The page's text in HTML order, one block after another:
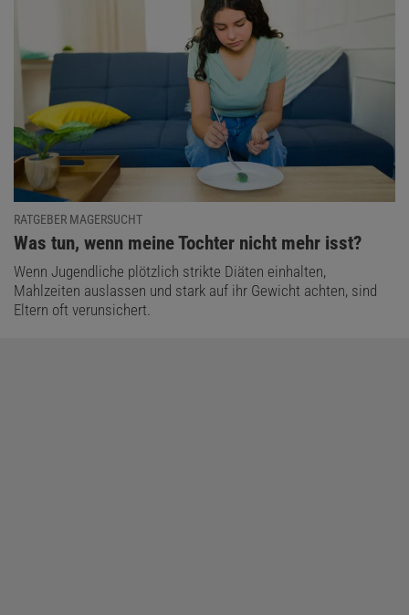
RATGEBER MAGERSUCHT
:
Was tun, wenn meine Tochter nicht mehr isst?
Wenn Jugendliche plötzlich strikte Diäten einhalten,
Mahlzeiten auslassen und stark auf ihr Gewicht achten, sind
Eltern oft verunsichert.